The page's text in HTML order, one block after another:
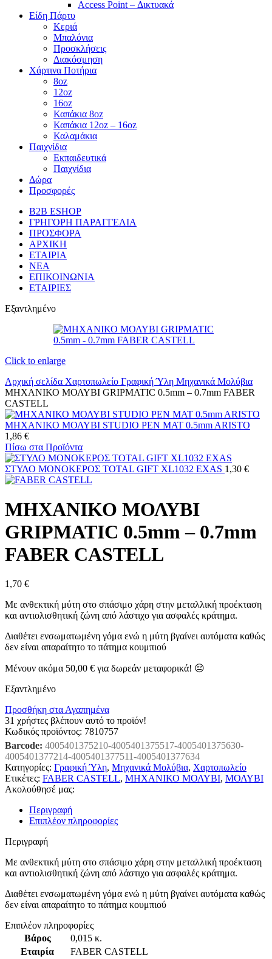
Access Point – Δικτυακά
Είδη Πάρτυ
Κεριά
Μπαλόνια
Προσκλήσεις
Διακόσμηση
Χάρτινα Ποτήρια
8oz
12oz
16oz
Καπάκια 8oz
Καπάκια 12oz – 16oz
Καλαμάκια
Παιχνίδια
Εκπαιδευτικά
Παιχνίδια
Δώρα
Προσφορές
B2B ESHOP
ΓΡΗΓΟΡΗ ΠΑΡΑΓΓΕΛΙΑ
ΠΡΟΣΦΟΡΑ
ΑΡΧΙΚΗ
ΕΤΑΙΡΙΑ
ΝΕΑ
ΕΠΙΚΟΙΝΩΝΙΑ
ΕΤΑΙΡΙΕΣ
Εξαντλημένο
Click to enlarge
Αρχική σελίδα Χαρτοπωλείο Γραφική Ύλη Μηχανικά Μολύβια
ΜΗΧΑΝΙΚΟ ΜΟΛΥΒΙ GRIPMATIC 0.5mm – 0.7mm FABER
CASTELL
ΜΗΧΑΝΙΚΟ ΜΟΛΥΒΙ STUDIO PEN MAT 0.5mm ARISTO
1,86 €
Πίσω στα Προϊόντα
ΣΤΥΛΟ ΜΟΝΟΚΕΡΟΣ TOTAL GIFT XL1032 EXAS 1,30 €
ΜΗΧΑΝΙΚΟ ΜΟΛΥΒΙ
GRIPMATIC 0.5mm – 0.7mm
FABER CASTELL
1,70 €
Με ανθεκτική μύτη στο σπάσιμο χάρη στην μεταλλική προέκταση
και αντιολισθητική ζώνη από λάστιχο για ασφαλές κράτημα.
Διαθέτει ενσωματωμένη γόμα ενώ η μύτη βγαίνει αυτόματα καθώς
δεν είναι απαραίτητο το πάτημα κουμπιού
Μένουν ακόμα 50,00 € για δωρεάν μεταφορικά! 😔
Εξαντλημένο
Προσθήκη στα Αγαπημένα
31 χρήστες βλέπουν αυτό το προϊόν!
Κωδικός προϊόντος: 7810757
Barcode: 4005401375210-4005401375517-4005401375630-
4005401377214-4005401377511-4005401377634
Κατηγορίες: Γραφική Ύλη, Μηχανικά Μολύβια, Χαρτοπωλείο
Ετικέτες: FABER CASTELL, ΜΗΧΑΝΙΚΟ ΜΟΛΥΒΙ, ΜΟΛΥΒΙ
Ακολούθησέ μας:
Περιγραφή
Επιπλέον πληροφορίες
Περιγραφή
Με ανθεκτική μύτη στο σπάσιμο χάρη στην μεταλλική προέκταση
και αντιολισθητική ζώνη από λάστιχο για ασφαλές κράτημα.
Διαθέτει ενσωματωμένη γόμα ενώ η μύτη βγαίνει αυτόματα καθώς
δεν είναι απαραίτητο το πάτημα κουμπιού
Επιπλέον πληροφορίες
Βάρος
0,015 κ.
Εταιρία
FABER CASTELL